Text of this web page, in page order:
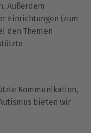
Außerdem
Einrichtungen (zum
den Themen
Kommunikation,
bieten wir